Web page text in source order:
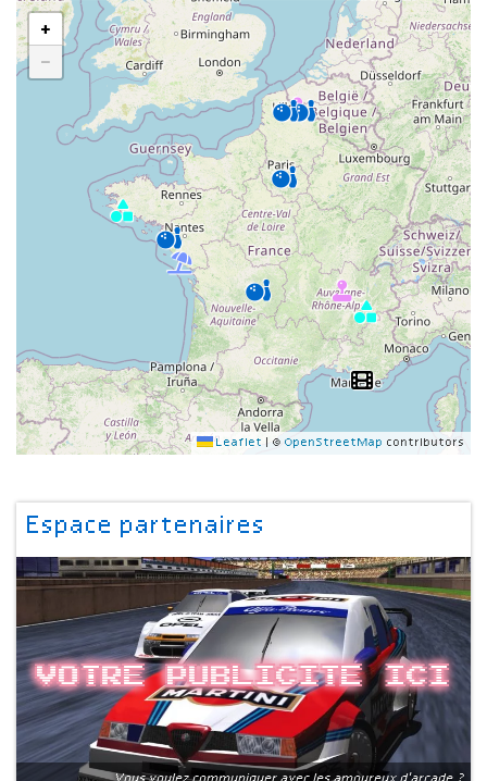
+
−
Leaflet © OpenStreetMap contributors
Espace partenaires
Votre publicite ici
Vous voulez communiquer avec les amoureux d'arcade ?